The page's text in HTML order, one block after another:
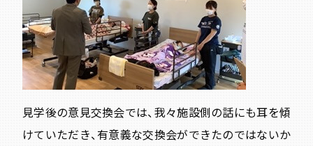
見学後の意見交換会では、我々施設側の話にも耳を傾
けていただき、有意義な交換会ができたのではないか